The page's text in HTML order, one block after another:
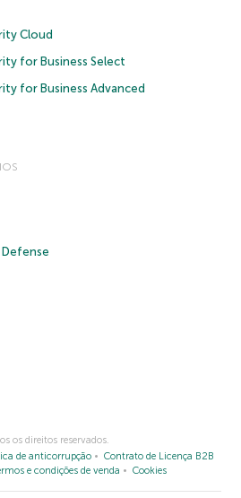
Cloud
for Business Select
for Business Advanced
os direitos reservados.
de anticorrupção
Contrato de Licença B2B
e condições de venda Cookies